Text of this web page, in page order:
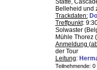
Statte,
Belleheid und
Trackdaten:
Treffpunkt:
Solwaster
Mühle Thorez
Anmeldung
der Tour
Leitung:
Teilnehmende: